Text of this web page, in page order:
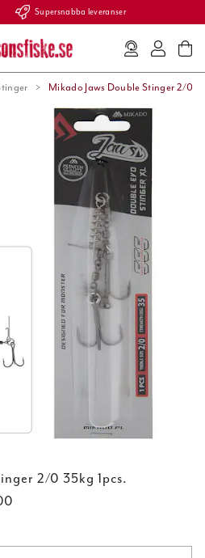
Supersnabba leveranser
Mikado Jaws Double Stinger 2/0
2/0 35kg 1pcs.